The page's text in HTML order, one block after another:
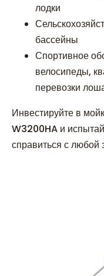
лодки
бассейны
Спортивное
велосипеды,
перевозки
Инвестируйте в
W3200HA и
справиться с любой